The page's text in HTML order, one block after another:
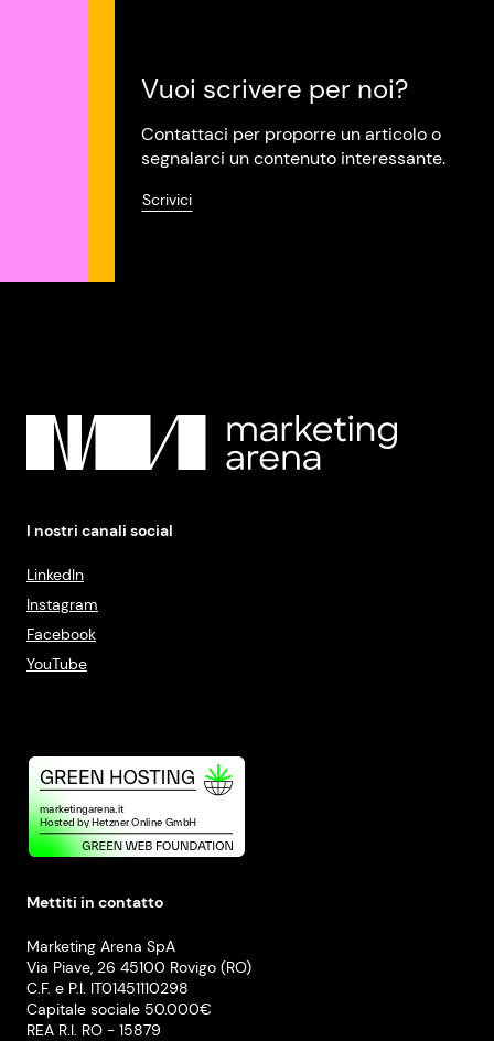
Vuoi scrivere per noi?
Contattaci per proporre un articolo o
segnalarci un contenuto interessante.
Scrivici
I nostri canali social
LinkedIn
Instagram
Facebook
YouTube
Mettiti in contatto
Marketing Arena SpA
Via Piave, 26 45100 Rovigo (RO)
C.F. e P.I. IT01451110298
Capitale sociale 50.000€
REA R.I. RO - 15879